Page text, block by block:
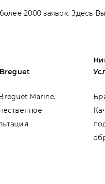
2000 заявок. Здесь
Marine.